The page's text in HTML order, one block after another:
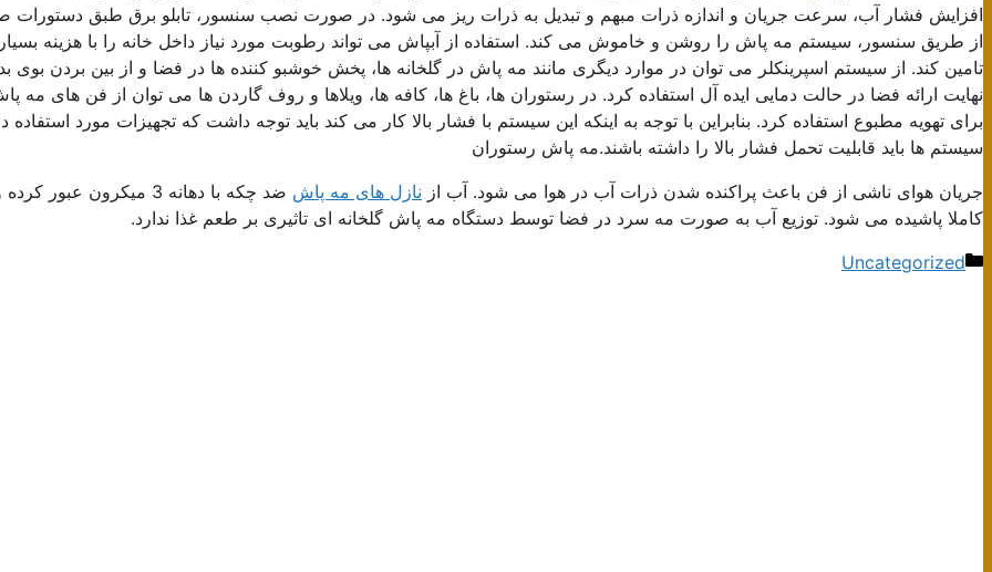
افزایش فشار آب، سرعت جریان و اندازه ذرات مبهم و تبدیل به ذرات ریز می شود. در صورت نصب سنسور، تابلو برق طبق دستورات
از طریق سنسور، سیستم مه پاش را روشن و خاموش می کند. استفاده از آبپاش می تواند رطوبت مورد نیاز داخل خانه را با هزینه
تامین کند. از سیستم اسپرینکلر می توان در موارد دیگری مانند مه پاش در گلخانه ها، پخش خوشبو کننده ها در فضا و از بین بردن بوی
نهایت ارائه فضا در حالت دمایی ایده آل استفاده کرد. در رستوران ها، باغ ها، کافه ها، ویلاها و روف گاردن ها می توان از فن های مه
برای تهویه مطبوع استفاده کرد. بنابراین با توجه به اینکه این سیستم با فشار بالا کار می کند باید توجه داشت که تجهیزات مورد استفاده
سیستم ها باید قابلیت تحمل فشار بالا را داشته باشند.مه پاش رستوران
جریان هوای ناشی از فن باعث پراکنده شدن ذرات آب در هوا می شود. آب از نازل های مه پاش
ضد چکه با دهانه 3 میکرون عبور
کاملا پاشیده می شود. توزیع آب به صورت مه سرد در فضا توسط دستگاه مه پاش گلخانه ای تاثیری بر طعم غذا ندارد.
دسته‌ها
Uncategorized